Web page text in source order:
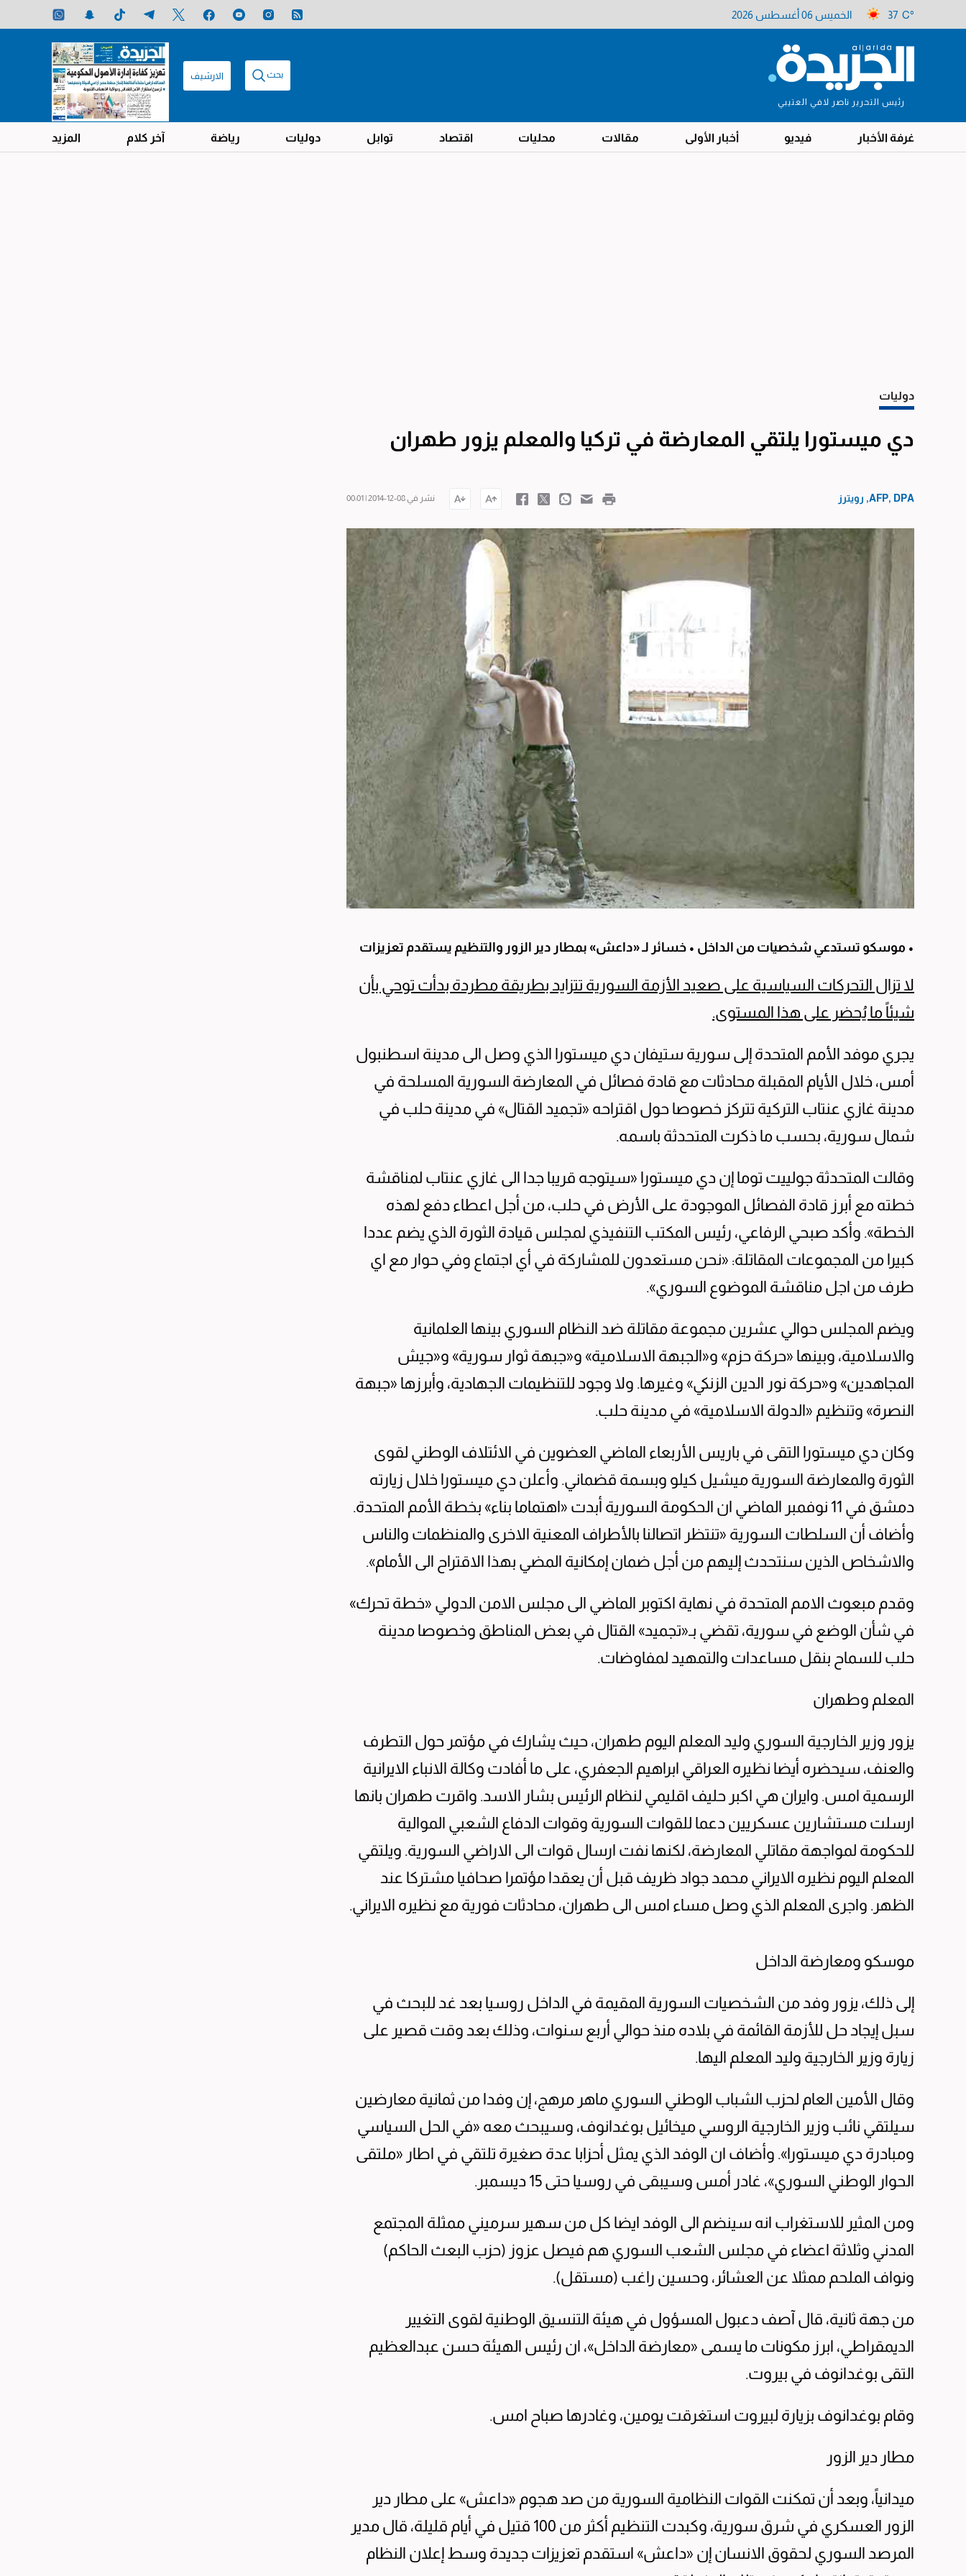
37 C° الخميس 06 أغسطس 2026
رئيس التحرير ناصر لافي العتيبي
بحث الارشيف
غرفة الأخبار فيديو أخبار الأولى مقالات محليات اقتصاد توابل دوليات رياضة آخر كلام المزيد
دوليات
دي ميستورا يلتقي المعارضة في تركيا والمعلم يزور طهران
AFP, DPA, رويترز نشر في 08-12-2014 | 00:01
• موسكو تستدعي شخصيات من الداخل • خسائر لـ «داعش» بمطار دير الزور والتنظيم يستقدم تعزيزات
لا تزال التحركات السياسية على صعيد الأزمة السورية تتزايد بطريقة مطردة بدأت توحي بأن
شيئاً ما يُحضر على هذا المستوى.
يجري موفد الأمم المتحدة إلى سورية ستيفان دي ميستورا الذي وصل الى مدينة اسطنبول
أمس، خلال الأيام المقبلة محادثات مع قادة فصائل في المعارضة السورية المسلحة في
مدينة غازي عنتاب التركية تتركز خصوصا حول اقتراحه «تجميد القتال» في مدينة حلب في
شمال سورية، بحسب ما ذكرت المتحدثة باسمه.
وقالت المتحدثة جولييت توما إن دي ميستورا «سيتوجه قريبا جدا الى غازي عنتاب لمناقشة
خطته مع أبرز قادة الفصائل الموجودة على الأرض في حلب، من أجل اعطاء دفع لهذه
الخطة». وأكد صبحي الرفاعي، رئيس المكتب التنفيذي لمجلس قيادة الثورة الذي يضم عددا
كبيرا من المجموعات المقاتلة: «نحن مستعدون للمشاركة في أي اجتماع وفي حوار مع اي
طرف من اجل مناقشة الموضوع السوري».
ويضم المجلس حوالي عشرين مجموعة مقاتلة ضد النظام السوري بينها العلمانية
والاسلامية، وبينها «حركة حزم» و«الجبهة الاسلامية» و«جبهة ثوار سورية» و«جيش
المجاهدين» و«حركة نور الدين الزنكي» وغيرها. ولا وجود للتنظيمات الجهادية، وأبرزها «جبهة
النصرة» وتنظيم «الدولة الاسلامية» في مدينة حلب.
وكان دي ميستورا التقى في باريس الأربعاء الماضي العضوين في الائتلاف الوطني لقوى
الثورة والمعارضة السورية ميشيل كيلو وبسمة قضماني. وأعلن دي ميستورا خلال زيارته
دمشق في 11 نوفمبر الماضي ان الحكومة السورية أبدت «اهتماما بناء» بخطة الأمم المتحدة.
وأضاف أن السلطات السورية «تنتظر اتصالنا بالأطراف المعنية الاخرى والمنظمات والناس
والاشخاص الذين سنتحدث إليهم من أجل ضمان إمكانية المضي بهذا الاقتراح الى الأمام».
وقدم مبعوث الامم المتحدة في نهاية اكتوبر الماضي الى مجلس الامن الدولي «خطة تحرك»
في شأن الوضع في سورية، تقضي بـ«تجميد» القتال في بعض المناطق وخصوصا مدينة
حلب للسماح بنقل مساعدات والتمهيد لمفاوضات.
المعلم وطهران
يزور وزير الخارجية السوري وليد المعلم اليوم طهران، حيث يشارك في مؤتمر حول التطرف
والعنف، سيحضره أيضا نظيره العراقي ابراهيم الجعفري، على ما أفادت وكالة الانباء الايرانية
الرسمية امس. وايران هي اكبر حليف اقليمي لنظام الرئيس بشار الاسد. واقرت طهران بانها
ارسلت مستشارين عسكريين دعما للقوات السورية وقوات الدفاع الشعبي الموالية
للحكومة لمواجهة مقاتلي المعارضة، لكنها نفت ارسال قوات الى الاراضي السورية. ويلتقي
المعلم اليوم نظيره الايراني محمد جواد ظريف قبل أن يعقدا مؤتمرا صحافيا مشتركا عند
الظهر. واجرى المعلم الذي وصل مساء امس الى طهران، محادثات فورية مع نظيره الايراني.
موسكو ومعارضة الداخل
إلى ذلك، يزور وفد من الشخصيات السورية المقيمة في الداخل روسيا بعد غد للبحث في
سبل إيجاد حل للأزمة القائمة في بلاده منذ حوالي أربع سنوات، وذلك بعد وقت قصير على
زيارة وزير الخارجية وليد المعلم اليها.
وقال الأمين العام لحزب الشباب الوطني السوري ماهر مرهج، إن وفدا من ثمانية معارضين
سيلتقي نائب وزير الخارجية الروسي ميخائيل بوغدانوف، وسيبحث معه «في الحل السياسي
ومبادرة دي ميستورا». وأضاف ان الوفد الذي يمثل أحزابا عدة صغيرة تلتقي في اطار «ملتقى
الحوار الوطني السوري»، غادر أمس وسيبقى في روسيا حتى 15 ديسمبر.
ومن المثير للاستغراب انه سينضم الى الوفد ايضا كل من سهير سرميني ممثلة المجتمع
المدني وثلاثة اعضاء في مجلس الشعب السوري هم فيصل عزوز (حزب البعث الحاكم)
ونواف الملحم ممثلا عن العشائر، وحسين راغب (مستقل).
من جهة ثانية، قال آصف دعبول المسؤول في هيئة التنسيق الوطنية لقوى التغيير
الديمقراطي، ابرز مكونات ما يسمى «معارضة الداخل»، ان رئيس الهيئة حسن عبدالعظيم
التقى بوغدانوف في بيروت.
وقام بوغدانوف بزيارة لبيروت استغرقت يومين، وغادرها صباح امس.
مطار دير الزور
ميدانياً، وبعد أن تمكنت القوات النظامية السورية من صد هجوم «داعش» على مطار دير
الزور العسكري في شرق سورية، وكبدت التنظيم أكثر من 100 قتيل في أيام قليلة، قال مدير
المرصد السوري لحقوق الانسان إن «داعش» استقدم تعزيزات جديدة وسط إعلان النظام